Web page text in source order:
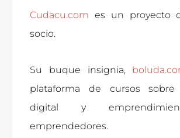
Cudacu.com es un proyecto
socio.
Su buque insignia,
plataforma de cursos sobre
digital y
emprendedores.